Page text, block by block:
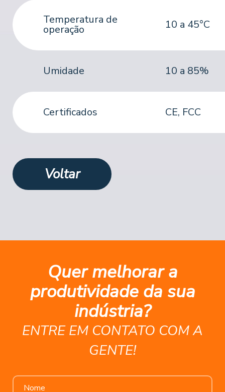
Temperatura de
operação 10 a 45°C
Umidade 10 a 85%
Certificados CE, FCC
Voltar
Quer melhorar a
produtividade da sua
indústria?
ENTRE EM CONTATO COM A
GENTE!